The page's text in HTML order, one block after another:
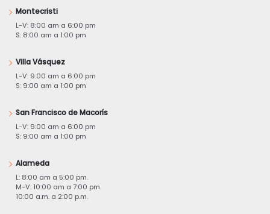
Montecristi
L-V: 8:00 am a 6:00 pm
S: 8:00 am a 1:00 pm
Villa Vásquez
L-V: 9:00 am a 6:00 pm
S: 9:00 am a 1:00 pm
San Francisco de Macorís
L-V: 9:00 am a 6:00 pm
S: 9:00 am a 1:00 pm
Alameda
L: 8:00 am a 5:00 pm.
M-V: 10:00 am a 7:00 pm.
10:00 a.m. a 2:00 p.m.